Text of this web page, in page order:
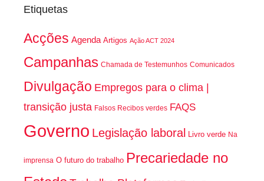
Etiquetas
Acções Agenda Artigos Ação ACT 2024
Campanhas Chamada de Testemunhos Comunicados
Divulgação Empregos para o clima |
transição justa Falsos Recibos verdes FAQS
Governo Legislação laboral Livro verde Na
imprensa O futuro do trabalho Precariedade no